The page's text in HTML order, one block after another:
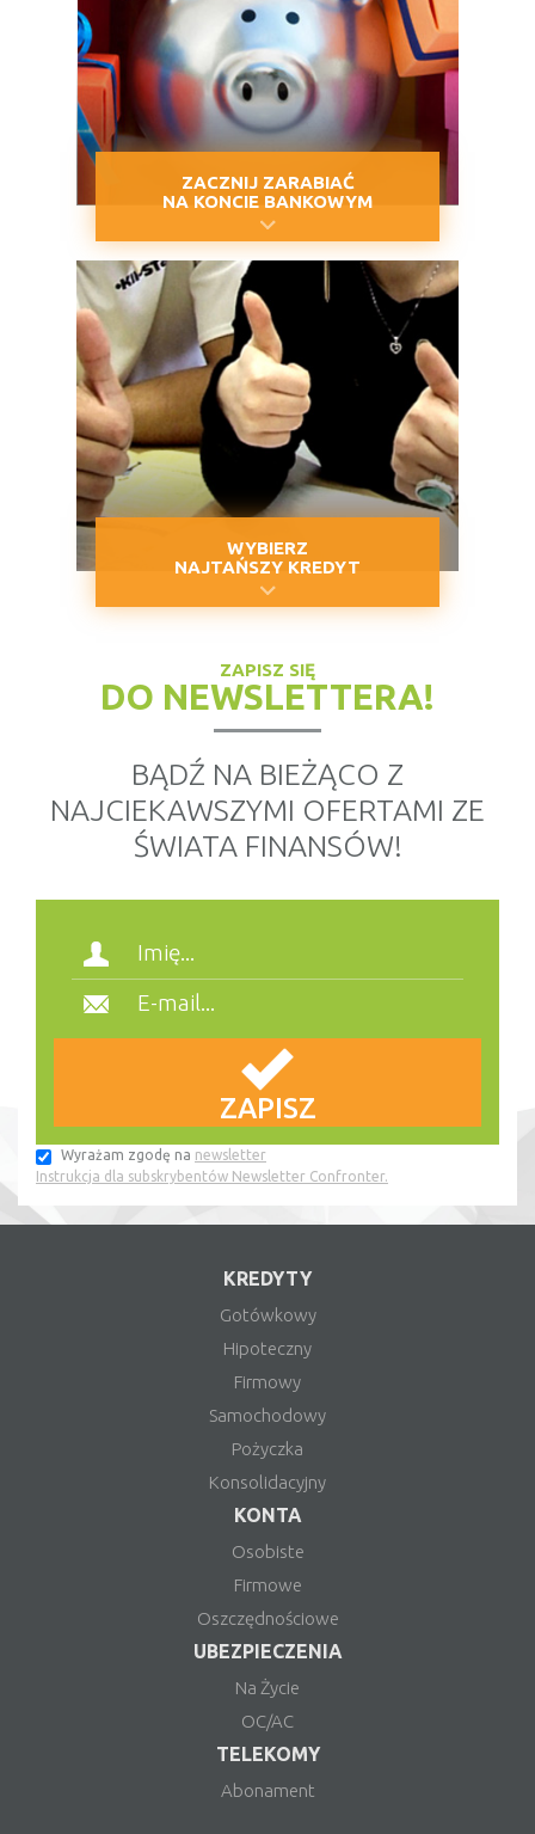
ZACZNIJ ZARABIAĆ
NA KONCIE BANKOWYM
WYBIERZ
NAJTAŃSZY KREDYT
ZAPISZ SIĘ
DO NEWSLETTERA!
BĄDŹ NA BIEŻĄCO Z
NAJCIEKAWSZYMI OFERTAMI ZE
ŚWIATA FINANSÓW!
Wyrażam zgodę na newsletter
Instrukcja dla subskrybentów Newsletter Confronter.
KREDYTY
Gotówkowy
Hipoteczny
Firmowy
Samochodowy
Pożyczka
Konsolidacyjny
KONTA
Osobiste
Firmowe
Oszczędnościowe
UBEZPIECZENIA
Na Życie
OC/AC
TELEKOMY
Abonament